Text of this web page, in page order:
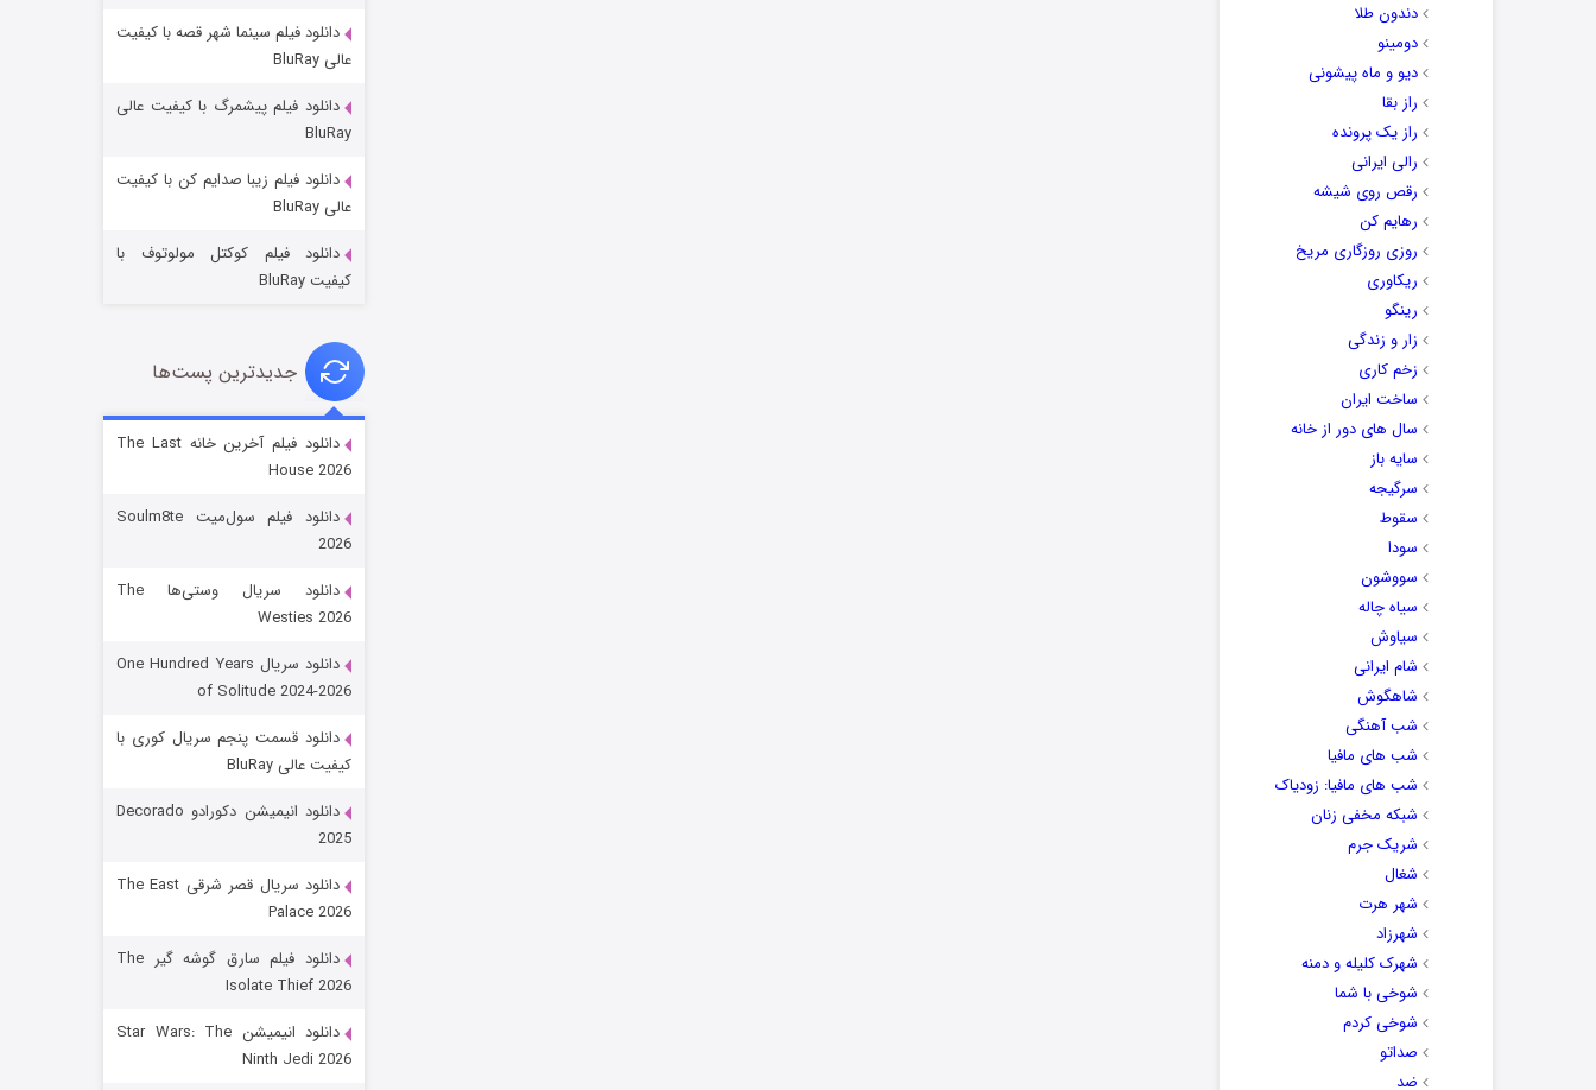
دندون طلا
دومینو
دیو و ماه پیشونی
راز بقا
راز یک پرونده
رالی ایرانی
رقص روی شیشه
رهایم کن
روزی روزگاری مریخ
ریکاوری
رینگو
زار و زندگی
زخم کاری
ساخت ایران
سال های دور از خانه
سایه باز
سرگیجه
سقوط
سودا
سووشون
سیاه چاله
سیاوش
شام ایرانی
شاهگوش
شب آهنگی
شب های مافیا
شب های مافیا: زودیاک
شبکه مخفی زنان
شریک جرم
شغال
شهر هرت
شهرزاد
شهرک کلیله و دمنه
شوخی با شما
شوخی کردم
صداتو
ضد
خاندان اژدها فصل ۳
قسمت
باب اسفنجی فصل ۱۷
قسمت
دانلود فیلم سینما شهر قصه با کیفیت
عالی BluRay
دانلود فیلم پیشمرگ با کیفیت عالی
BluRay
دانلود فیلم زیبا صدایم کن با کیفیت
عالی BluRay
دانلود فیلم کوکتل مولوتوف با
کیفیت BluRay
جدیدترین پست‌ها
دانلود فیلم آخرین خانه The Last
House 2026
دانلود فیلم سول‌میت Soulm8te
2026
دانلود سریال وستی‌ها The
Westies 2026
دانلود سریال One Hundred Years
of Solitude 2024-2026
دانلود قسمت پنجم سریال کوری با
کیفیت عالی BluRay
دانلود انیمیشن دکورادو Decorado
2025
دانلود سریال قصر شرقی The East
Palace 2026
دانلود فیلم سارق گوشه گیر The
Isolate Thief 2026
دانلود انیمیشن Star Wars: The
Ninth Jedi 2026